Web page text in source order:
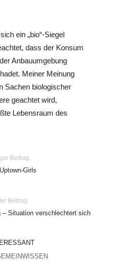
ein „bio“-Siegel
dass der Konsum
Anbauumgebung
Meiner Meinung
Sachen biologischer
geachtet wird,
Lebensraum des
Beitrag
Girls
Beitrag
– Situation verschlechtert sich